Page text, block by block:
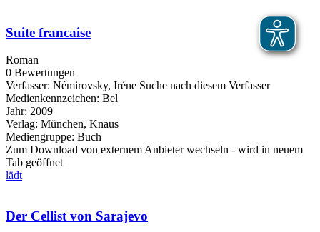
Suite francaise
Roman
0 Bewertungen
Verfasser: Némirovsky, Iréne Suche nach diesem Verfasser
Medienkennzeichen: Bel
Jahr: 2009
Verlag: München, Knaus
Mediengruppe: Buch
Zum Download von externem Anbieter wechseln - wird in neuem
Tab geöffnet
lädt
Der Cellist von Sarajevo